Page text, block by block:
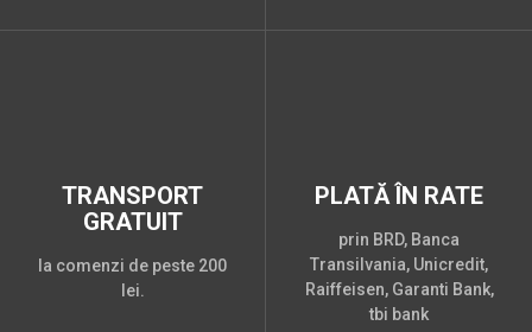
TRANSPORT
GRATUIT
la comenzi de peste 200
lei.
PLATĂ ÎN RATE
prin BRD, Banca
Transilvania, Unicredit,
Raiffeisen, Garanti Bank,
tbi bank